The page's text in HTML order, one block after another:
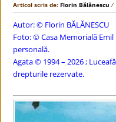
Articol scris de:Florin Bălănescu /
Autor: © Florin BĂLĂNESCU
Foto: © Casa Memorială
personală.
Agata © 1994 – 2026 ;
drepturile rezervate.